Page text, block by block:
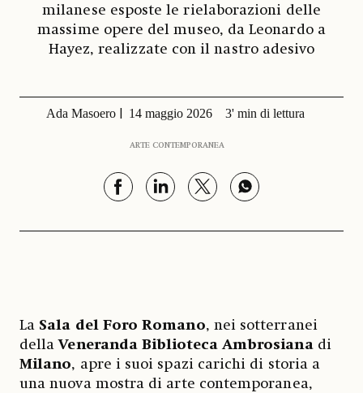
milanese esposte le rielaborazioni delle
massime opere del museo, da Leonardo a
Hayez, realizzate con il nastro adesivo
Ada Masoero 14 maggio 2026 3' min di lettura
ARTE CONTEMPORANEA
La Sala del Foro Romano, nei sotterranei
dellaVeneranda Biblioteca Ambrosianadi
Milano, apre i suoi spazi carichi di storia a
una nuova mostra di arte contemporanea,